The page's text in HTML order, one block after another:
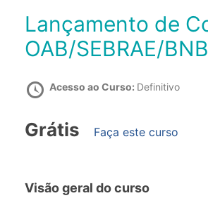
Lançamento de Convênio
OAB/SEBRAE/BNB
Acesso ao Curso: Definitivo
Grátis Faça este curso
Visão geral do curso